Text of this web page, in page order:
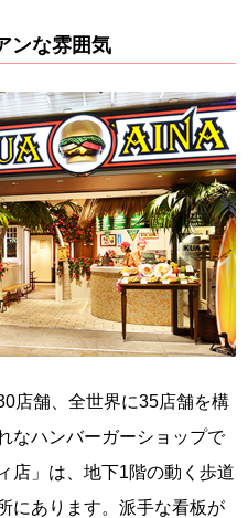
ンな雰囲気
店舗、全世界に35店舗を構
なハンバーガーショップで
店」は、地下1階の動く歩道
にあります。派手な看板が